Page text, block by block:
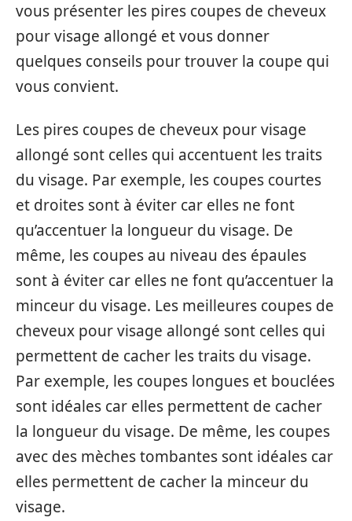
vous présenter les pires coupes de cheveux
pour visage allongé et vous donner
quelques conseils pour trouver la coupe qui
vous convient.
Les pires coupes de cheveux pour visage
allongé sont celles qui accentuent les traits
du visage. Par exemple, les coupes courtes
et droites sont à éviter car elles ne font
qu’accentuer la longueur du visage. De
même, les coupes au niveau des épaules
sont à éviter car elles ne font qu’accentuer la
minceur du visage. Les meilleures coupes de
cheveux pour visage allongé sont celles qui
permettent de cacher les traits du visage.
Par exemple, les coupes longues et bouclées
sont idéales car elles permettent de cacher
la longueur du visage. De même, les coupes
avec des mèches tombantes sont idéales car
elles permettent de cacher la minceur du
visage.